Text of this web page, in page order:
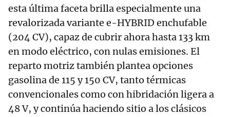
esta última faceta brilla especialmente una
revalorizada variante e-HYBRID enchufable
(204 CV), capaz de cubrir ahora hasta 133 km
en modo eléctrico, con nulas emisiones. El
reparto motriz también plantea opciones
gasolina de 115 y 150 CV, tanto térmicas
convencionales como con hibridación ligera a
48 V, y continúa haciendo sitio a los clásicos